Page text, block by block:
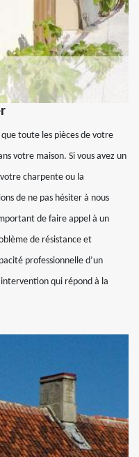
toute les pièces de votre
votre maison. Si vous avez un
charpente ou la
de ne pas hésiter à nous
de faire appel à un
de résistance et
professionnelle d’un
qui répond à la